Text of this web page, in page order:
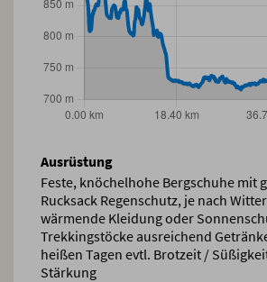
Ausrüstung
Feste, knöchelhohe Bergschuhe mit
Rucksack Regenschutz, je nach
wärmende Kleidung oder
Trekkingstöcke ausreichend
heißen Tagen evtl. Brotzeit /
Stärkung